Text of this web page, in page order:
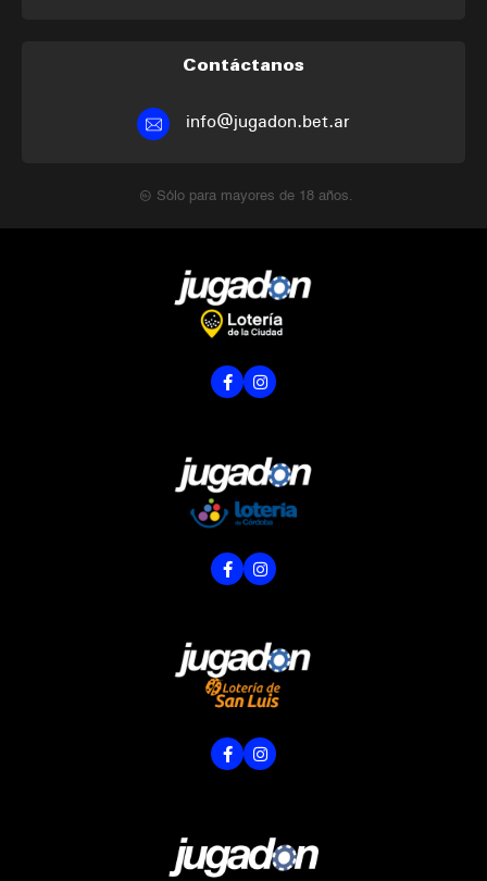
Contáctanos
info@jugadon.bet.ar
Sólo para mayores de 18 años.